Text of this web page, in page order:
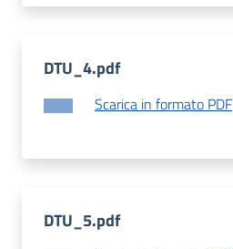
DTU_4.pdf
Scarica in formato PDF
DTU_5.pdf